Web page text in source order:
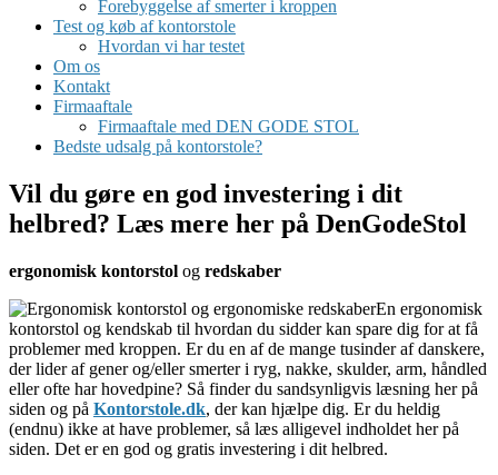
Forebyggelse af smerter i kroppen
Test og køb af kontorstole
Hvordan vi har testet
Om os
Kontakt
Firmaaftale
Firmaaftale med DEN GODE STOL
Bedste udsalg på kontorstole?
Vil du gøre en god investering i dit
helbred? Læs mere her på DenGodeStol
ergonomisk kontorstol og redskaber
En ergonomisk
kontorstol og kendskab til hvordan du sidder kan spare dig for at få
problemer med kroppen. Er du en af de mange tusinder af danskere,
der lider af gener og/eller smerter i ryg, nakke, skulder, arm, håndled
eller ofte har hovedpine? Så finder du sandsynligvis læsning her på
siden og på Kontorstole.dk, der kan hjælpe dig. Er du heldig
(endnu) ikke at have problemer, så læs alligevel indholdet her på
siden. Det er en god og gratis investering i dit helbred.